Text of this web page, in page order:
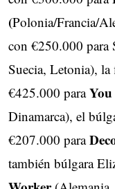
(Polonia/Francia/
con €250.000 para
Suecia, Letonia),
€425.000 para
Dinamarca), el
€207.000 para
también búlgara